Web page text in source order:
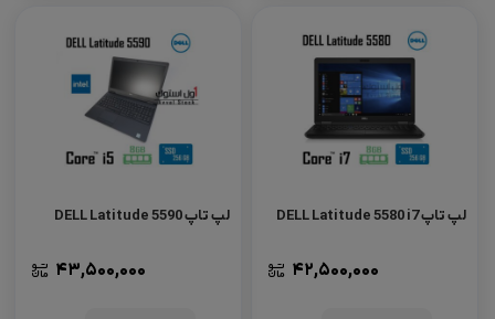
لپ تاپ DELL Latitude 5580 i7
42,500,000
لپ تاپ DELL Latitude 5590
43,500,000